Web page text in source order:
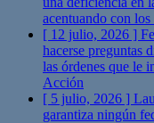
acentuando con
[ 12 julio, 2026 ]
hacerse preguntas
las órdenes que le
Acción
[ 5 julio, 2026 ]
garantiza ningún